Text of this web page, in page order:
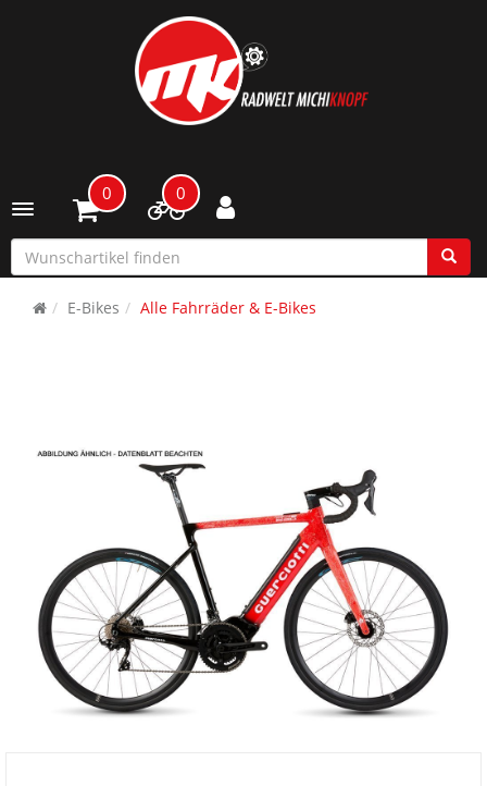
Toggle navigation
0 0
E-Bikes Alle Fahrräder & E-Bikes